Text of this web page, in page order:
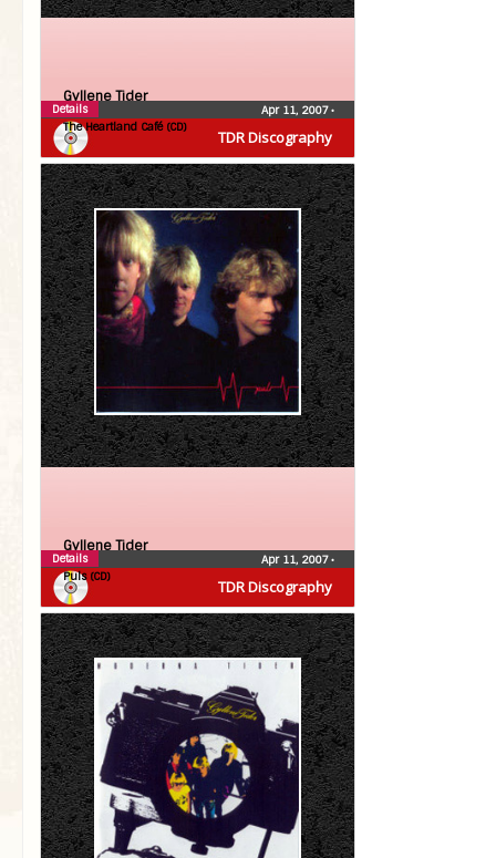
TDR Discography
Gyllene Tider
The Heartland Café (CD)
Apr 11, 2007•
Details
TDR Discography
Gyllene Tider
Puls (CD)
Apr 11, 2007•
Details